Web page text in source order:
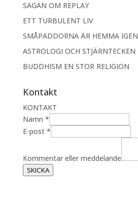
SAGAN OM REPLAY
ETT TURBULENT LIV
SMÅPADDORNA ÄR HEMMA IGEN
ASTROLOGI OCH STJÄRNTECKEN
BUDDHISM EN STOR RELIGION
Kontakt
KONTAKT
Namn *
K
m
m
e
E-post *
Kommentar eller meddelande
SKICKA